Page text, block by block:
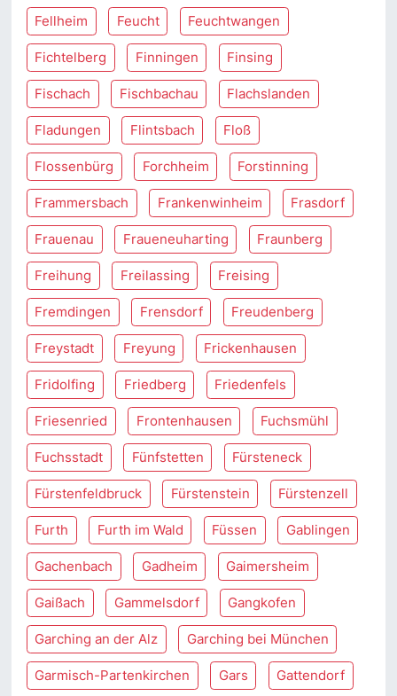
Fellheim Feucht Feuchtwangen
Fichtelberg Finningen Finsing
Fischach Fischbachau Flachslanden
Fladungen Flintsbach Floß
Flossenbürg Forchheim Forstinning
Frammersbach Frankenwinheim Frasdorf
Frauenau Fraueneuharting Fraunberg
Freihung Freilassing Freising
Fremdingen Frensdorf Freudenberg
Freystadt Freyung Frickenhausen
Fridolfing Friedberg Friedenfels
Friesenried Frontenhausen Fuchsmühl
Fuchsstadt Fünfstetten Fürsteneck
Fürstenfeldbruck Fürstenstein Fürstenzell
Furth Furth im Wald Füssen Gablingen
Gachenbach Gadheim Gaimersheim
Gaißach Gammelsdorf Gangkofen
Garching an der Alz Garching bei München
Garmisch-Partenkirchen Gars Gattendorf